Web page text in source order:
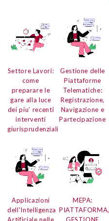
Settore Lavori:
come
preparare le
gare alla luce
dei piu’ recenti
interventi
giurisprudenziali
Gestione delle
Piattaforme
Telematiche:
Registrazione,
Navigazione e
Partecipazione
Applicazioni
dell'Intelligenza
MEPA:
PIATTAFORMA,